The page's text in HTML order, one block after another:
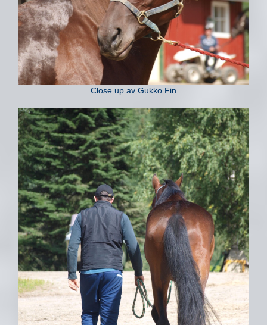
Close up av Gukko Fin